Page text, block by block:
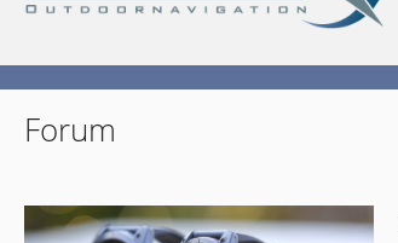
Forum